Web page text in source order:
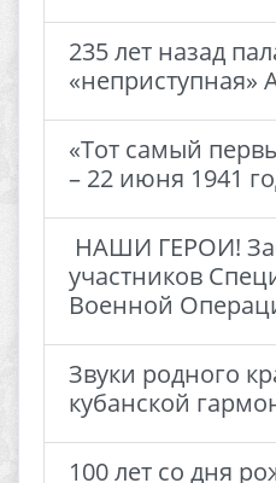
235 лет назад
«неприступная»
«Тот самый
– 22 июня 1941
НАШИ ГЕРОИ!
участников
Военной
Звуки родного
кубанской
100 лет со дня